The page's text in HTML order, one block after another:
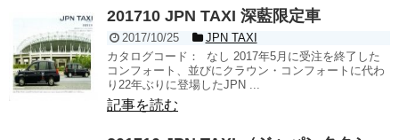
201710 JPN TAXI 深藍限定車
2017/10/25
JPN TAXI
カタログコード： なし 2017年5月に受注を終了した
コンフォート、並びにクラウン・コンフォートに代わ
り22年ぶりに登場したJPN ...
記事を読む